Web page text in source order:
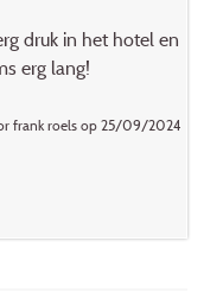
druk in het hotel en
erg lang!
frank roels op 25/09/2024